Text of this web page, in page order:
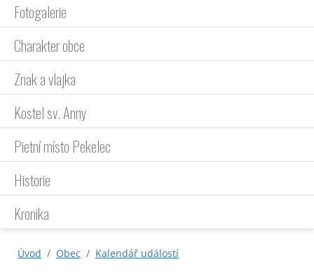
Fotogalerie
Charakter obce
Znak a vlajka
Kostel sv. Anny
Pietní místo Pekelec
Historie
Kronika
Úvod Obec Kalendář událostí